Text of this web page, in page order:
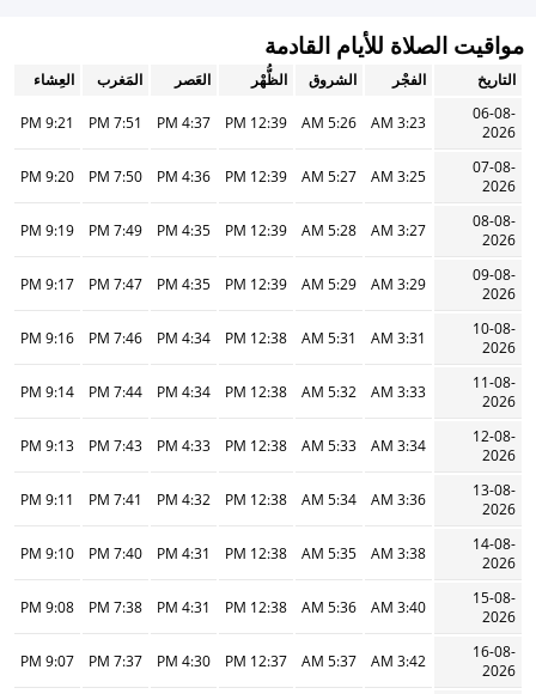
مواقيت الصلاة للأيام القادمة
التاريخ الفجْر الشروق الظُّهْر العَصر المَغرب
العِشاء
06-08-
2026
3:23 AM
5:26 AM
12:39 PM
4:37 PM
7:51 PM
9:21 PM
07-08-
2026
3:25 AM
5:27 AM
12:39 PM
4:36 PM
7:50 PM
9:20 PM
08-08-
2026
3:27 AM
5:28 AM
12:39 PM
4:35 PM
7:49 PM
9:19 PM
09-08-
2026
3:29 AM
5:29 AM
12:39 PM
4:35 PM
7:47 PM
9:17 PM
10-08-
2026
3:31 AM
5:31 AM
12:38 PM
4:34 PM
7:46 PM
9:16 PM
11-08-
2026
3:33 AM
5:32 AM
12:38 PM
4:34 PM
7:44 PM
9:14 PM
12-08-
2026
3:34 AM
5:33 AM
12:38 PM
4:33 PM
7:43 PM
9:13 PM
13-08-
2026
3:36 AM
5:34 AM
12:38 PM
4:32 PM
7:41 PM
9:11 PM
14-08-
2026
3:38 AM
5:35 AM
12:38 PM
4:31 PM
7:40 PM
9:10 PM
15-08-
2026
3:40 AM
5:36 AM
12:38 PM
4:31 PM
7:38 PM
9:08 PM
16-08-
2026
3:42 AM
5:37 AM
12:37 PM
4:30 PM
7:37 PM
9:07 PM